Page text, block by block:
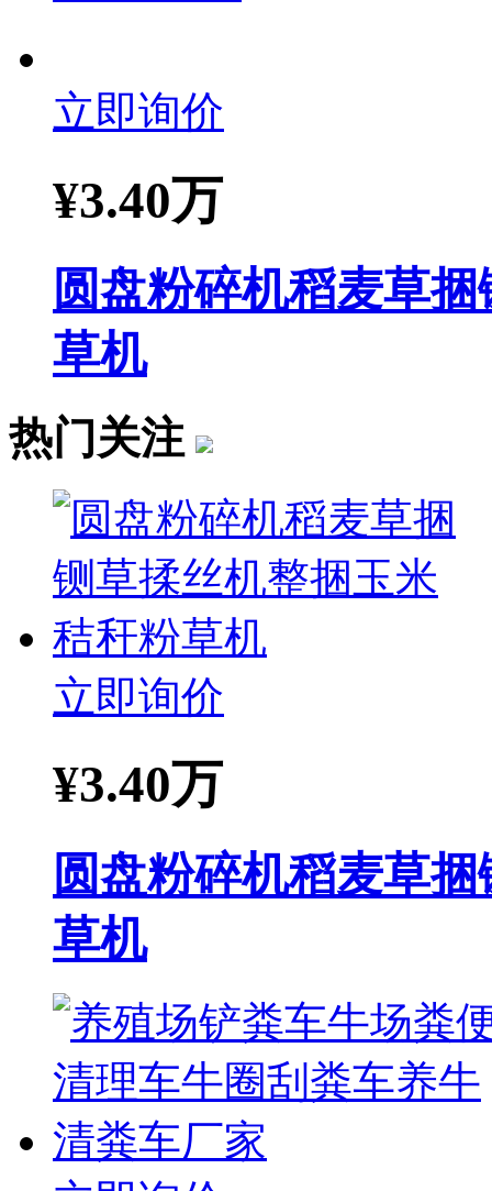
立即询价
¥3.40万
圆盘粉碎机稻麦草
草机
热门关注
立即询价
¥3.40万
圆盘粉碎机稻麦草
草机